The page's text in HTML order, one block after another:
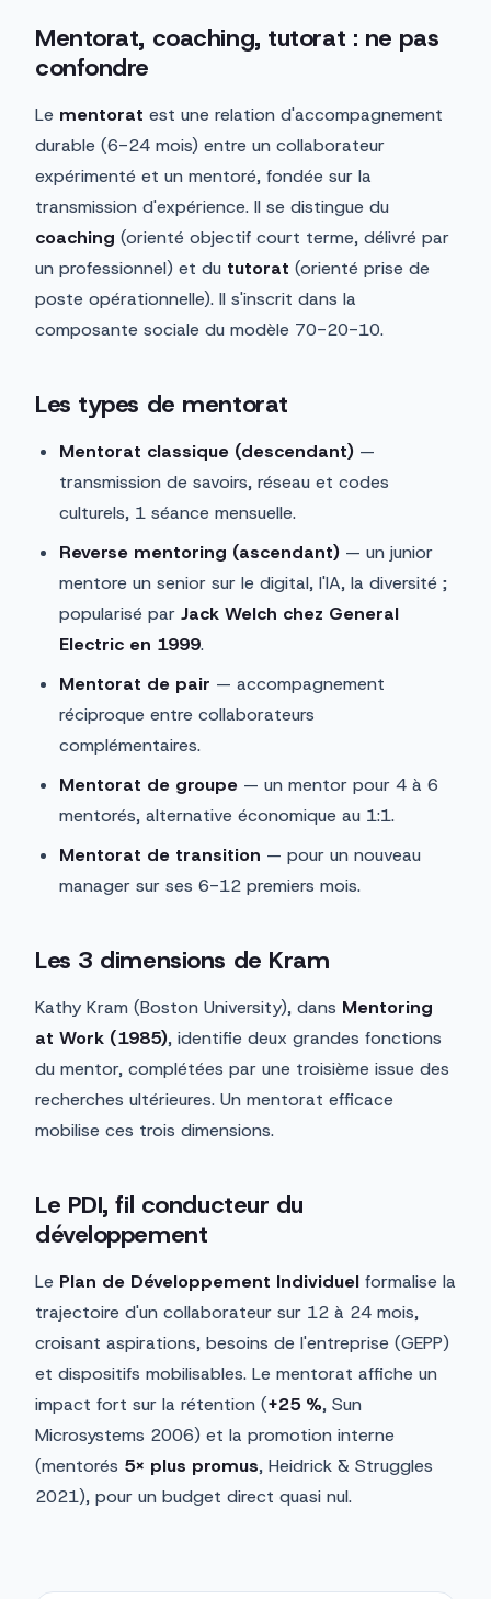
Mentorat, coaching, tutorat : ne pas
confondre
Le mentorat est une relation d'accompagnement
durable (6-24 mois) entre un collaborateur
expérimenté et un mentoré, fondée sur la
transmission d'expérience. Il se distingue du
coaching (orienté objectif court terme, délivré par
un professionnel) et du tutorat (orienté prise de
poste opérationnelle). Il s'inscrit dans la
composante sociale du modèle 70-20-10.
Les types de mentorat
Mentorat classique (descendant) —
transmission de savoirs, réseau et codes
culturels, 1 séance mensuelle.
Reverse mentoring (ascendant) — un junior
mentore un senior sur le digital, l'IA, la diversité ;
popularisé par Jack Welch chez General
Electric en 1999.
Mentorat de pair — accompagnement
réciproque entre collaborateurs
complémentaires.
Mentorat de groupe — un mentor pour 4 à 6
mentorés, alternative économique au 1:1.
Mentorat de transition — pour un nouveau
manager sur ses 6-12 premiers mois.
Les 3 dimensions de Kram
Kathy Kram (Boston University), dans Mentoring
at Work (1985), identifie deux grandes fonctions
du mentor, complétées par une troisième issue des
recherches ultérieures. Un mentorat efficace
mobilise ces trois dimensions.
Le PDI, fil conducteur du
développement
Le Plan de Développement Individuel formalise la
trajectoire d'un collaborateur sur 12 à 24 mois,
croisant aspirations, besoins de l'entreprise (GEPP)
et dispositifs mobilisables. Le mentorat affiche un
impact fort sur la rétention (+25 %, Sun
Microsystems 2006) et la promotion interne
(mentorés 5× plus promus, Heidrick & Struggles
2021), pour un budget direct quasi nul.